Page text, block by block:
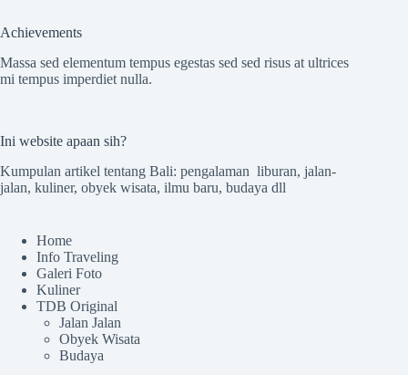
Achievements
Massa sed elementum tempus egestas sed sed risus at ultrices
mi tempus imperdiet nulla.
Ini website apaan sih?
Kumpulan artikel tentang Bali: pengalaman liburan, jalan-
jalan, kuliner, obyek wisata, ilmu baru, budaya dll
Home
Info Traveling
Galeri Foto
Kuliner
TDB Original
Jalan Jalan
Obyek Wisata
Budaya